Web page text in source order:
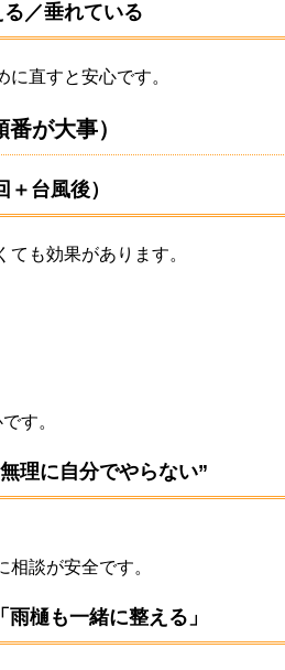
／垂れている
直すと安心です。
が大事）
台風後）
も効果があります。
す。
理に自分でやらない”
談が安全です。
樋も一緒に整える」